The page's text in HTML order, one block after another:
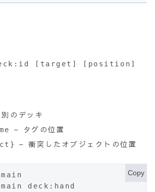
[target] [position]
のデッキ
– タグの位置
– 衝突したオブジェクトの位置
# main
deck:hand              # main
Copy